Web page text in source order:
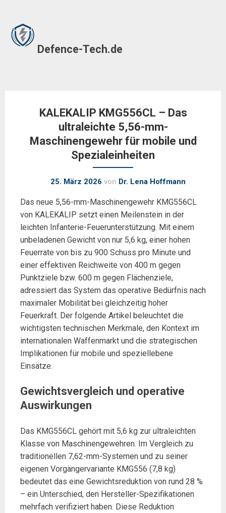
Skip
to
content
Defence-Tech.de
KALEKALIP KMG556CL – Das
ultraleichte 5,56-mm-
Maschinengewehr für mobile und
Spezialeinheiten
25. März 2026 von Dr. Lena Hoffmann
Das neue 5,56-mm-Maschinengewehr KMG556CL
von KALEKALIP setzt einen Meilenstein in der
leichten Infanterie-Feuerunterstützung. Mit einem
unbeladenen Gewicht von nur 5,6 kg, einer hohen
Feuerrate von bis zu 900 Schuss pro Minute und
einer effektiven Reichweite von 400 m gegen
Punktziele bzw. 600 m gegen Flächenziele,
adressiert das System das operative Bedürfnis nach
maximaler Mobilität bei gleichzeitig hoher
Feuerkraft. Der folgende Artikel beleuchtet die
wichtigsten technischen Merkmale, den Kontext im
internationalen Waffenmarkt und die strategischen
Implikationen für mobile und speziellebene
Einsätze.
Gewichtsvergleich und operative
Auswirkungen
Das KMG556CL gehört mit 5,6 kg zur ultraleichten
Klasse von Maschinengewehren. Im Vergleich zu
traditionellen 7,62-mm-Systemen und zu seiner
eigenen Vorgängervariante KMG556 (7,8 kg)
bedeutet das eine Gewichtsreduktion von rund 28 %
– ein Unterschied, den Hersteller-Spezifikationen
mehrfach verifiziert haben. Diese Reduktion